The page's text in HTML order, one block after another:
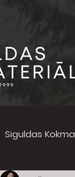
Siguldas